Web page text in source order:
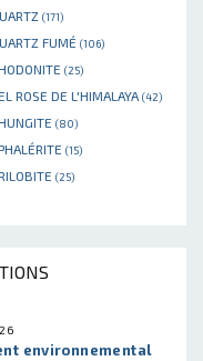
(171)
FUMÉ (106)
(25)
ROSE DE L'HIMALAYA (42)
(80)
(15)
(25)
environnemental